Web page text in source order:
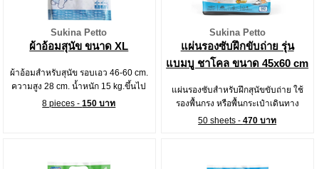
Sukina Petto
ผ้าอ้อมสุนัข ขนาด XL
ผ้าอ้อมสำหรับสุนัข รอบเอว 46-60 cm.
ความสูง 28 cm. น้ำหนัก 15 kg.ขึ้นไป
8 pieces -150 บาท
Sukina Petto
แผ่นรองซับฝึกขับถ่าย รุ่น
แบมบู ชาโคล ขนาด 45x60 cm
แผ่นรองซับสำหรับฝึกสุนัขขับถ่าย ใช้
รองพื้นกรง หรือพื้นกระเป๋าเดินทาง
50 sheets -470 บาท